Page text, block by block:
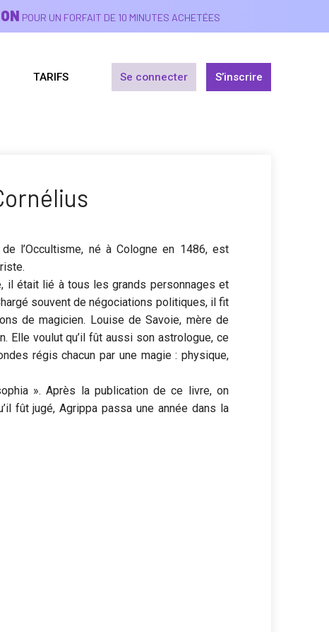
POUR UN FORFAIT DE 10 MINUTES ACHETÉES
TARIFS Se connecter S’inscrire
l’Occultisme, né à Cologne en 1486, est
il était lié à tous les grands personnages et
souvent de négociations politiques, il fit
de magicien. Louise de Savoie, mère de
Elle voulut qu’il fût aussi son astrologue, ce
régis chacun par une magie : physique,
». Après la publication de ce livre, on
fût jugé, Agrippa passa une année dans la